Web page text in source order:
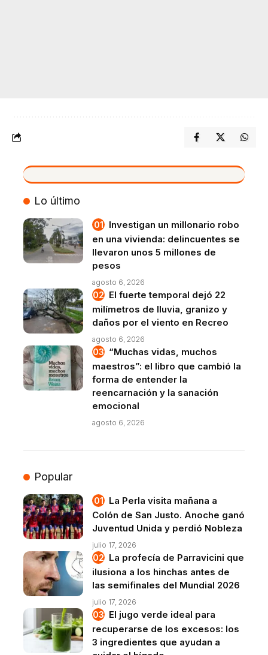
VIVO
Lo último
Investigan un millonario robo
en una vivienda: delincuentes se
llevaron unos 5 millones de
pesos
agosto 6, 2026
El fuerte temporal dejó 22
milímetros de lluvia, granizo y
daños por el viento en Recreo
agosto 6, 2026
“Muchas vidas, muchos
maestros”: el libro que cambió la
forma de entender la
reencarnación y la sanación
emocional
agosto 6, 2026
Popular
La Perla visita mañana a
Colón de San Justo. Anoche ganó
Juventud Unida y perdió Nobleza
julio 17, 2026
La profecía de Parravicini que
ilusiona a los hinchas antes de
las semifinales del Mundial 2026
julio 17, 2026
El jugo verde ideal para
recuperarse de los excesos: los
3 ingredientes que ayudan a